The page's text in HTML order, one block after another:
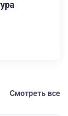
Смотреть все